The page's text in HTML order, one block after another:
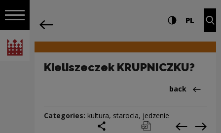
Open navigation
National Centre for Culture Poland
Navigation Settings and search
High contrast
PL
Kieliszeczek KRUPNICZKU?
Back
back
Categories: kultura, starocia, jedzenie
print pobierz Previous